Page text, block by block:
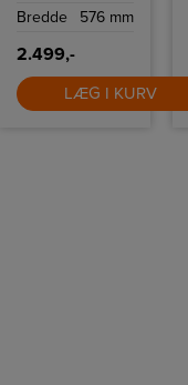
Bredde
576 mm
2.499,-
LÆG I KURV